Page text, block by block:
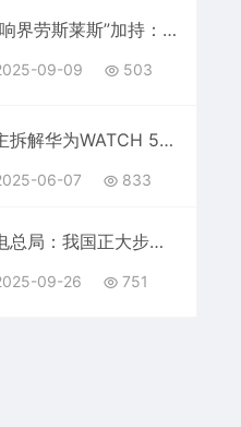
“音响界劳斯莱斯”加持：全球第一的雷鸟这次要给AR眼镜行业一点震撼了
09-09 503
博主拆解华为WATCH 5发现全新麒麟芯片：整机集成复杂度令人惊叹
06-07 833
广电总局：我国正大步迈向“超高清时代” 97%省台已用AI
09-26 751